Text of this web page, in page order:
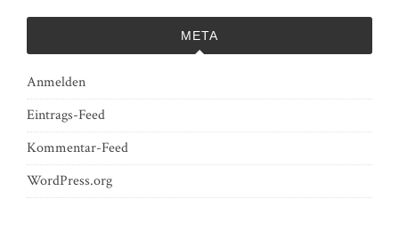
META
Anmelden
Eintrags-Feed
Kommentar-Feed
WordPress.org